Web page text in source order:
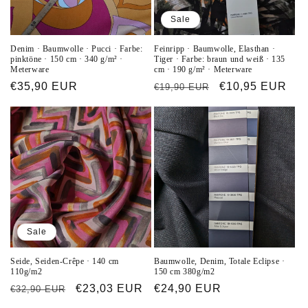
Denim · Baumwolle · Pucci · Farbe:
pinktöne · 150 cm · 340 g/m² ·
Meterware
Normaler
€35,90 EUR
Sale
Feinripp · Baumwolle, Elasthan ·
Tiger · Farbe: braun und weiß · 135
cm · 190 g/m² · Meterware
Normaler
€19,90 EUR Verkaufspreis
€10,95 EUR
Sale
Seide, Seiden-Crêpe · 140 cm
110g/m2
Normaler
€32,90 EUR Verkaufspreis
€23,03 EUR
Baumwolle, Denim, Totale Eclipse ·
150 cm 380g/m2
Normaler
€24,90 EUR